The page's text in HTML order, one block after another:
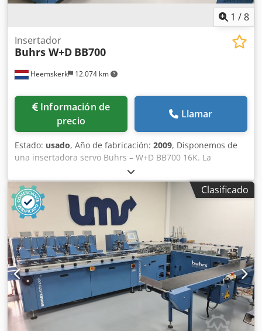
1 /8
Heemskerk 12.074 km
Insertador
Buhrs W+D BB700
Información de
precio
Llamar
Estado: usado, Año de fabricación: 2009, Disponemos de
una insertadora servo Buhrs – W+D BB700 16K. La
máquina está en buenas condiciones y está equipada con
el software BSC 3.0. BSC 3.0 es una de las últimas
plataformas de software del fabricante W+D. La máquina
ha llegado pero aún no hemos comenzado el
mantenimiento. Es por eso que esta máquina todavía está
disponible tal como está ahora, pero, por supuesto, una
vez que comencemos con todo el mantenimiento
necesario, ¡estará lista para una demostración! ¡Otros
inversores y cámaras son opcionales! Año de construcción:
2009 Configuración: - Base de 8 estaciones - 5
alimentadores rotativos RF2 - 1x alimentador de fricción
por vacío - Compartimento de descarga - Estación de
transferencia de autocargadores - Cinta giratoria con mesa
Clasificado